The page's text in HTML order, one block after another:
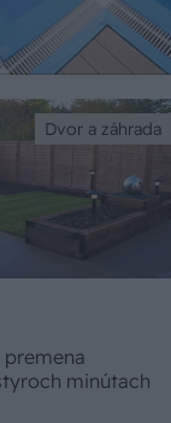
Dvor a záhrada
minútach